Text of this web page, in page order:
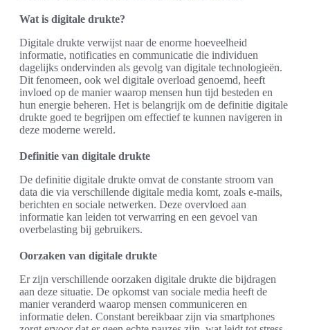
Wat is digitale drukte?
Digitale drukte verwijst naar de enorme hoeveelheid
informatie, notificaties en communicatie die individuen
dagelijks ondervinden als gevolg van digitale technologieën.
Dit fenomeen, ook wel digitale overload genoemd, heeft
invloed op de manier waarop mensen hun tijd besteden en
hun energie beheren. Het is belangrijk om de definitie digitale
drukte goed te begrijpen om effectief te kunnen navigeren in
deze moderne wereld.
Definitie van digitale drukte
De definitie digitale drukte omvat de constante stroom van
data die via verschillende digitale media komt, zoals e-mails,
berichten en sociale netwerken. Deze overvloed aan
informatie kan leiden tot verwarring en een gevoel van
overbelasting bij gebruikers.
Oorzaken van digitale drukte
Er zijn verschillende oorzaken digitale drukte die bijdragen
aan deze situatie. De opkomst van sociale media heeft de
manier veranderd waarop mensen communiceren en
informatie delen. Constant bereikbaar zijn via smartphones